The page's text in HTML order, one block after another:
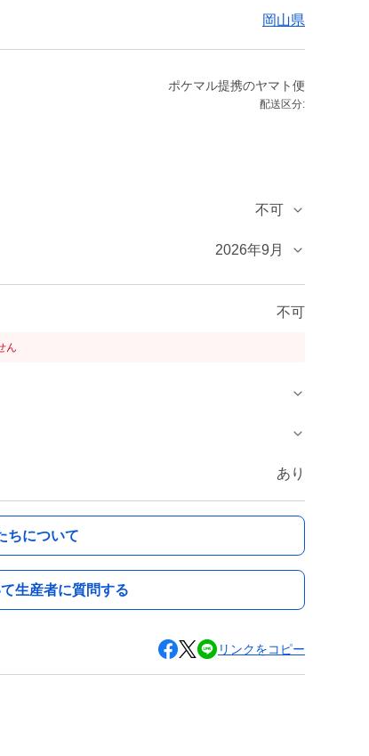
岡山県
ポケマル提携のヤマト便
配送区分:
不可
2026年9月
不可
ん
あり
ちについて
生産者に質問する
リンクをコピー